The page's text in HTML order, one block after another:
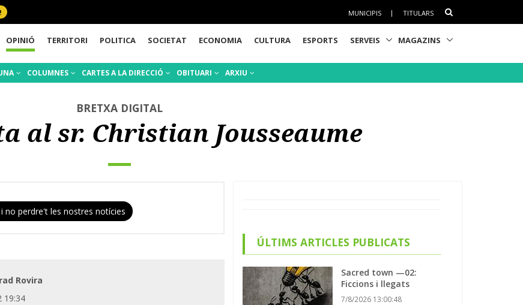
MUNICIPIS | TITULARS
OPINIÓ TERRITORI POLITICA SOCIETAT ECONOMIA CULTURA ESPORTS SERVEIS MAGAZINS
COLUMNES CARTES A LA DIRECCIÓ OBITUARI ARXIU
BRETXA DIGITAL
al sr. Christian Jousseaume
no perdre't les nostres notícies
Rovira
19:34
ÚLTIMS ARTICLES PUBLICATS
Sacred town —02:
Ficcions i llegats
7/8/2026 13:00:48